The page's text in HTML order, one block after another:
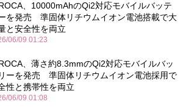
、10000mAhのQi2対応モバイルバッテ
を発売 準固体リチウムイオン電池搭載で大
と安全性を両立
06/09 01:23
、薄さ約8.3mmのQi2対応モバイルバッ
ーを発売 準固体リチウムイオン電池採用で
性と携帯性を両立
06/09 01:08